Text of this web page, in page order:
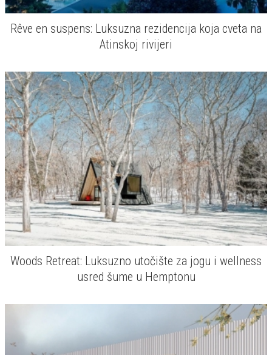
Rêve en suspens: Luksuzna rezidencija koja cveta na
Atinskoj rivijeri
Woods Retreat: Luksuzno utočište za jogu i wellness
usred šume u Hemptonu